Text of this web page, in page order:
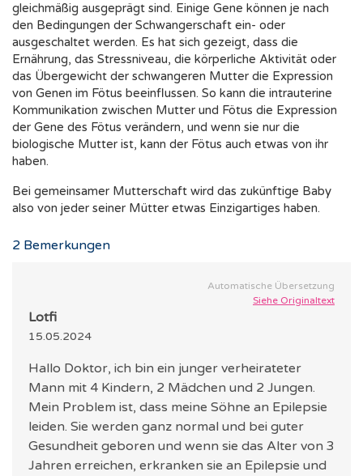
gleichmäßig ausgeprägt sind. Einige Gene können je nach
den Bedingungen der Schwangerschaft ein- oder
ausgeschaltet werden. Es hat sich gezeigt, dass die
Ernährung, das Stressniveau, die körperliche Aktivität oder
das Übergewicht der schwangeren Mutter die Expression
von Genen im Fötus beeinflussen. So kann die intrauterine
Kommunikation zwischen Mutter und Fötus die Expression
der Gene des Fötus verändern, und wenn sie nur die
biologische Mutter ist, kann der Fötus auch etwas von ihr
haben.
Bei gemeinsamer Mutterschaft wird das zukünftige Baby
also von jeder seiner Mütter etwas Einzigartiges haben.
2 Bemerkungen
Automatische Übersetzung
Siehe Originaltext
Lotfi
15.05.2024
Hallo Doktor, ich bin ein junger verheirateter
Mann mit 4 Kindern, 2 Mädchen und 2 Jungen.
Mein Problem ist, dass meine Söhne an Epilepsie
leiden. Sie werden ganz normal und bei guter
Gesundheit geboren und wenn sie das Alter von 3
Jahren erreichen, erkranken sie an Epilepsie und